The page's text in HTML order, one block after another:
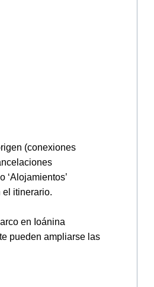
(conexiones
‘Alojamientos’
el itinerario.
en Ioánina
pueden ampliarse las